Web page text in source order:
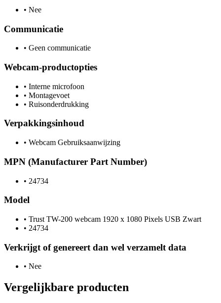
• Nee
Communicatie
• Geen communicatie
Webcam-productopties
• Interne microfoon
• Montagevoet
• Ruisonderdrukking
Verpakkingsinhoud
• Webcam Gebruiksaanwijzing
MPN (Manufacturer Part Number)
• 24734
Model
• Trust TW-200 webcam 1920 x 1080 Pixels USB Zwart
• 24734
Verkrijgt of genereert dan wel verzamelt data
• Nee
Vergelijkbare producten